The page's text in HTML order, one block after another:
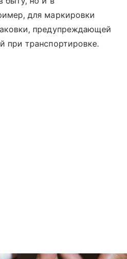
для маркировки
предупреждающей
при транспортировке.